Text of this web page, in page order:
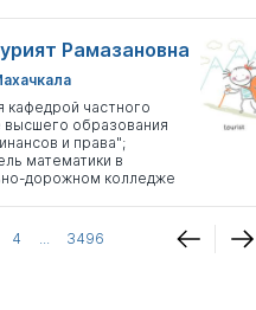
Рамазановна
частного
образования
и права";
математики в
дорожном колледже
4 ... 3496